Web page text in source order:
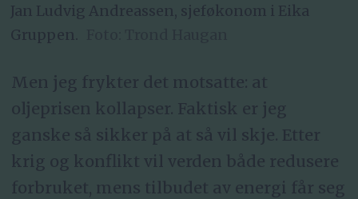
Jan Ludvig Andreassen, sjeføkonom i Eika
Gruppen.
Men jeg frykter det motsatte: at
oljeprisen kollapser. Faktisk er jeg
ganske så sikker på at så vil skje. Etter
krig og konflikt vil verden både redusere
forbruket, mens tilbudet av energi får seg